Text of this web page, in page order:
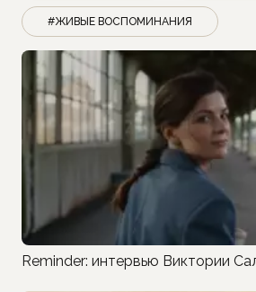
#ЖИВЫЕ ВОСПОМИНАНИЯ
Reminder: интервью Виктории